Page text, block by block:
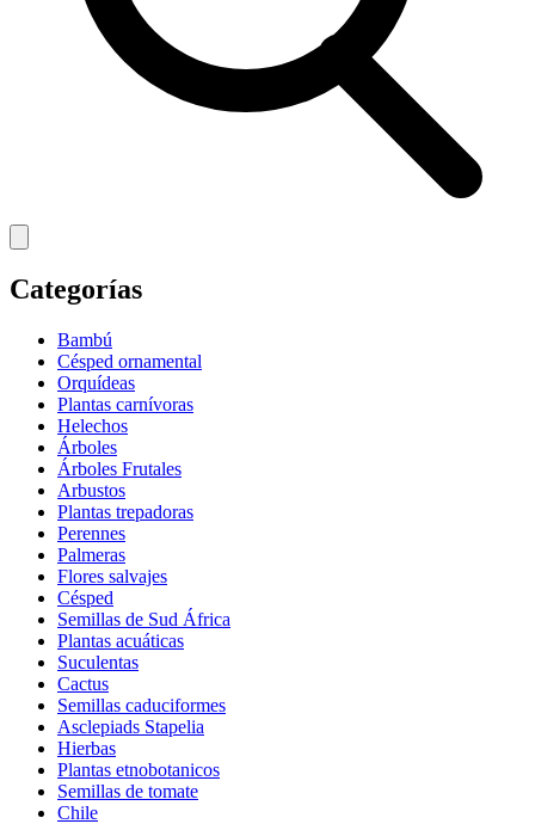
Categorías
Bambú
Césped ornamental
Orquídeas
Plantas carnívoras
Helechos
Árboles
Árboles Frutales
Arbustos
Plantas trepadoras
Perennes
Palmeras
Flores salvajes
Césped
Semillas de Sud África
Plantas acuáticas
Suculentas
Cactus
Semillas caduciformes
Asclepiads Stapelia
Hierbas
Plantas etnobotanicos
Semillas de tomate
Chile